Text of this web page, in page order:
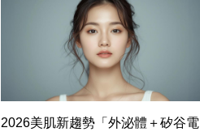
2026美肌新趨勢「外泌體＋矽谷電